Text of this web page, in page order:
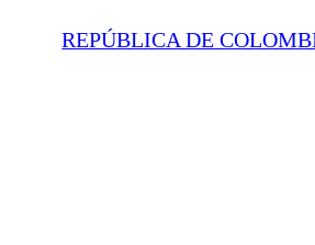
REPÚBLICA DE